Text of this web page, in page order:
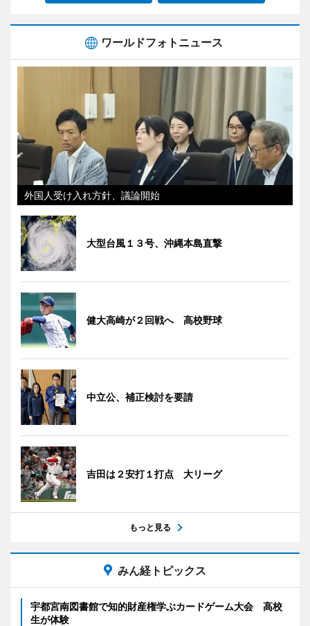
ワールドフォトニュース
外国人受け入れ方針、議論開始
大型台風１３号、沖縄本島直撃
健大高崎が２回戦へ 高校野球
中立公、補正検討を要請
吉田は２安打１打点 大リーグ
もっと見る
みん経トピックス
宇都宮南図書館で知的財産権学ぶカードゲーム大会 高校
生が体験